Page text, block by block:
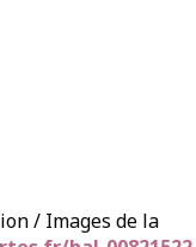
/ Images de la